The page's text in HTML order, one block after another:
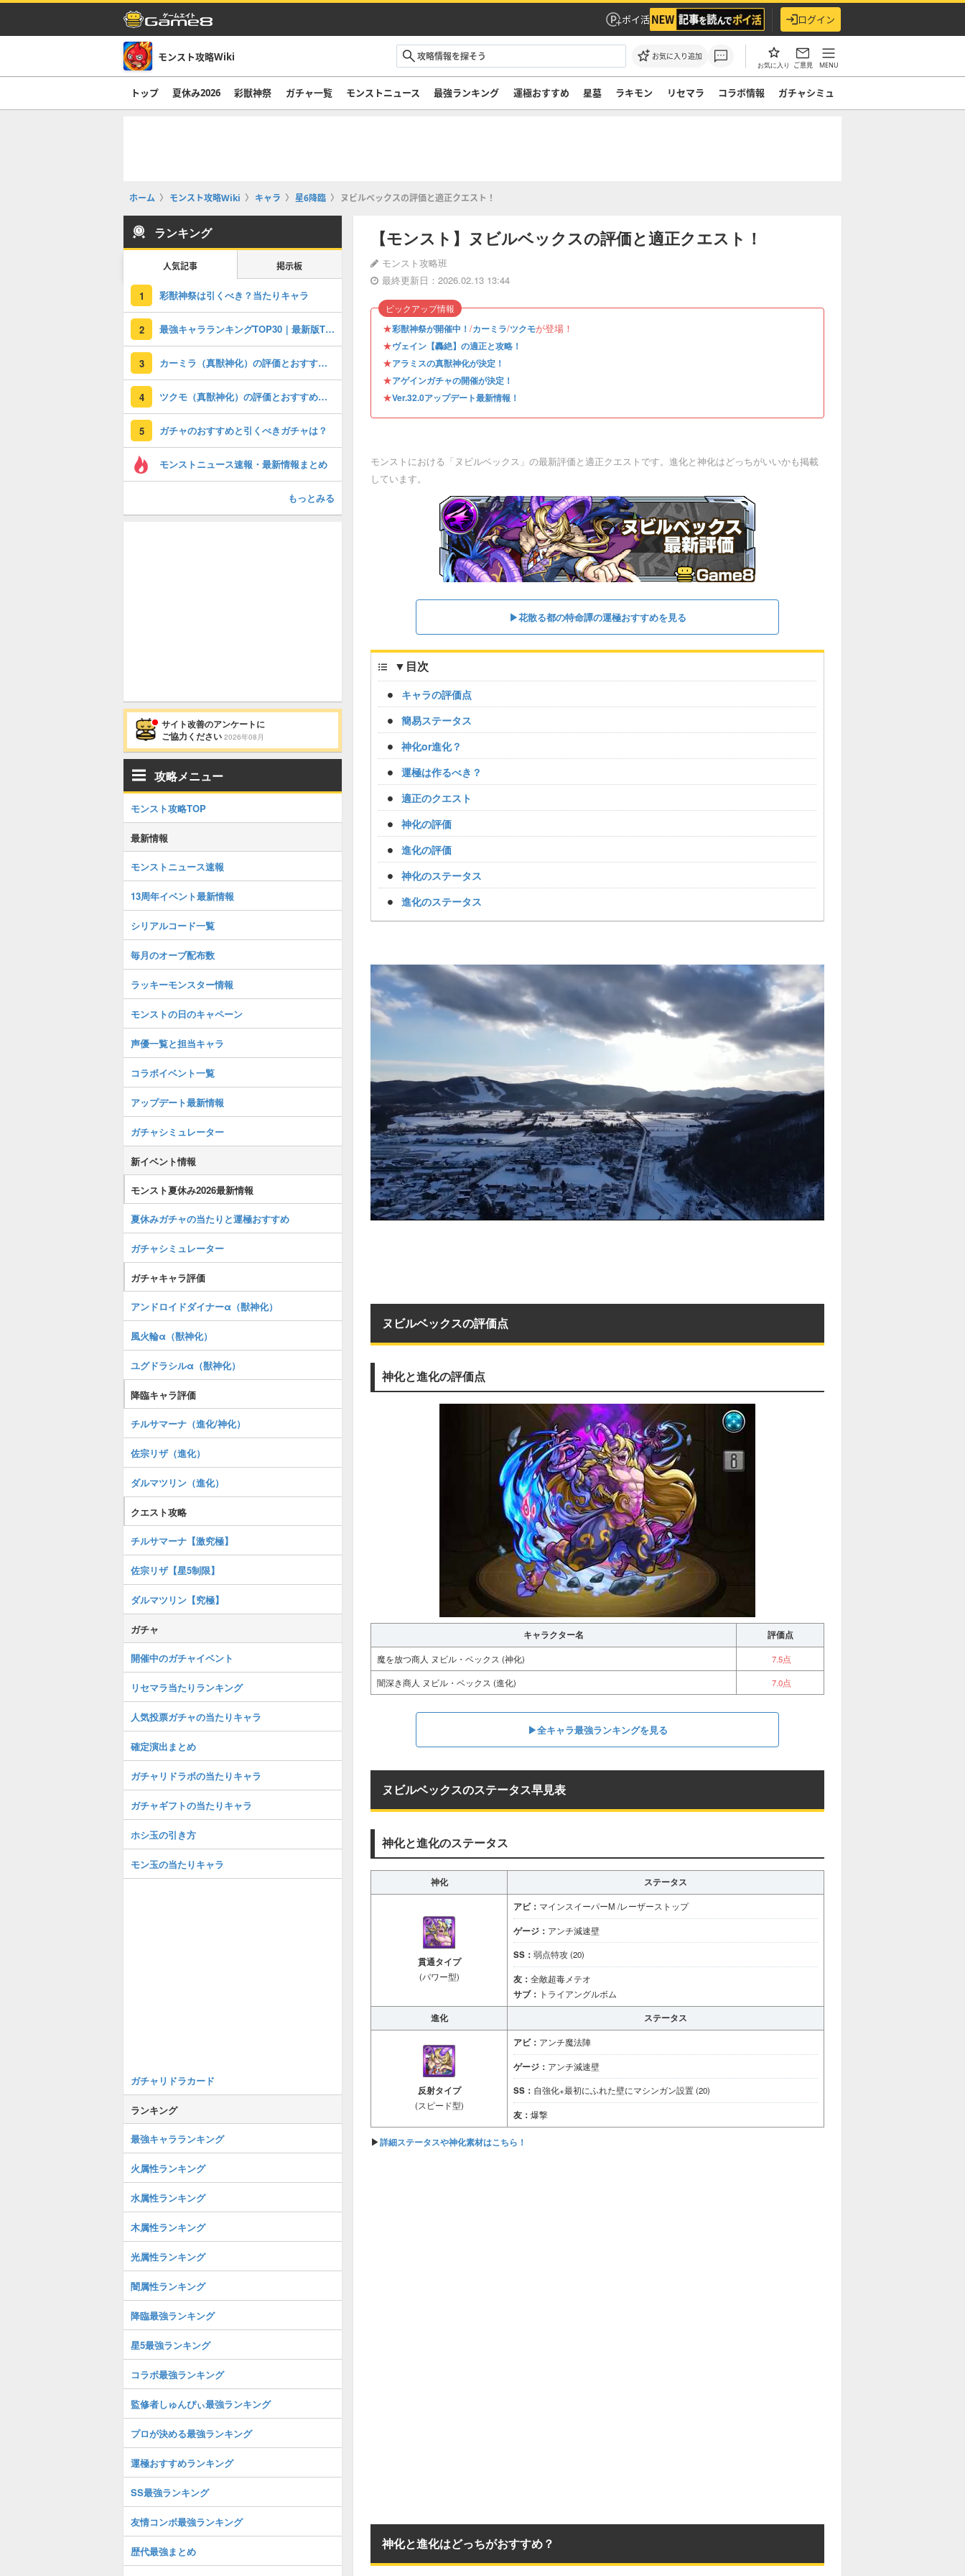
ポイ活 ログイン
モンスト攻略Wiki お気に入り追加
お気に入り ご意見 MENU
トップ 夏休み2026 彩獣神祭 ガチャ一覧 モンストニュース 最強ランキング 運極おすすめ 星墓 ラキモン リセマラ コラボ情報 ガチャシミュ
ホーム モンスト攻略Wiki キャラ 星6降臨 ヌビルベックスの評価と適正クエスト！
【モンスト】ヌビルベックスの評価と適正クエスト！
モンスト攻略班
最終更新日：2026.02.13 13:44
★彩獣神祭が開催中！ /カーミラ/ツクモが登場！
★ヴェイン【轟絶】の適正と攻略！
★アラミスの真獣神化が決定！
★アゲインガチャの開催が決定！
★Ver.32.0アップデート最新情報！
ピックアップ情報
モンストにおける「ヌビルベックス」の最新評価と適正クエストです。進化と神化はどっちがいいかも掲載
しています。
▶︎花散る都の特命譚の運極おすすめを見る
▼ 目次
キャラの評価点
簡易ステータス
神化or進化？
運極は作るべき？
適正のクエスト
神化の評価
進化の評価
神化のステータス
進化のステータス
ヌビルベックスの評価点
神化と進化の評価点
キャラクター名 評価点
魔を放つ商人 ヌビル・ベックス (神化) 7.5点
闇深き商人 ヌビル・ベックス (進化) 7.0点
▶全キャラ最強ランキングを見る
ヌビルベックスのステータス早見表
神化と進化のステータス
神化 ステータス
貫通タイプ
(パワー型)
アビ： マインスイーパーM /レーザーストップ
ゲージ： アンチ減速壁
SS： 弱点特攻 (20)
友： 全敵超毒メテオ
サブ： トライアングルボム
進化 ステータス
反射タイプ
(スピード型)
アビ： アンチ魔法陣
ゲージ： アンチ減速壁
SS： 自強化+最初にふれた壁にマシンガン設置 (20)
友： 爆撃
▶詳細ステータスや神化素材はこちら！
神化と進化はどっちがおすすめ？
ランキング
人気記事 掲示板
1 彩獣神祭は引くべき？当たりキャラ
2 最強キャラランキングTOP30｜最新版Tier
3 カーミラ（真獣神化）の評価とおすすめのわくわくの実
4 ツクモ（真獣神化）の評価とおすすめのわくわくの実
5 ガチャのおすすめと引くべきガチャは？
モンストニュース速報・最新情報まとめ
もっとみる
サイト改善のアンケートに
ご協力ください 2026年08月
攻略メニュー
モンスト攻略TOP
最新情報
モンストニュース速報
13周年イベント最新情報
シリアルコード一覧
毎月のオーブ配布数
ラッキーモンスター情報
モンストの日のキャペーン
声優一覧と担当キャラ
コラボイベント一覧
アップデート最新情報
ガチャシミュレーター
新イベント情報
モンスト夏休み2026最新情報
夏休みガチャの当たりと運極おすすめ
ガチャシミュレーター
ガチャキャラ評価
アンドロイドダイナーα（獣神化）
風火輪α（獣神化）
ユグドラシルα（獣神化）
降臨キャラ評価
チルサマーナ（進化/神化）
佐宗リザ（進化）
ダルマツリン（進化）
クエスト攻略
チルサマーナ【激究極】
佐宗リザ【星5制限】
ダルマツリン【究極】
ガチャ
開催中のガチャイベント
リセマラ当たりランキング
人気投票ガチャの当たりキャラ
確定演出まとめ
ガチャリドラボの当たりキャラ
ガチャギフトの当たりキャラ
ホシ玉の引き方
モン玉の当たりキャラ
ガチャリドラカード
ランキング
最強キャラランキング
火属性ランキング
水属性ランキング
木属性ランキング
光属性ランキング
闇属性ランキング
降臨最強ランキング
星5最強ランキング
コラボ最強ランキング
監修者しゅんぴぃ最強ランキング
プロが決める最強ランキング
運極おすすめランキング
SS最強ランキング
友情コンボ最強ランキング
歴代最強まとめ